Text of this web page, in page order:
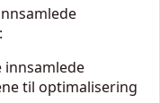
innsamlede
til optimalisering